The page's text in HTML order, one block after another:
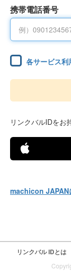
携帯電話番号
各サービス利
リンクバルIDをお
machicon JAPAN
リンクバル IDとは